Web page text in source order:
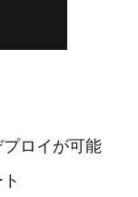
ロイが可能